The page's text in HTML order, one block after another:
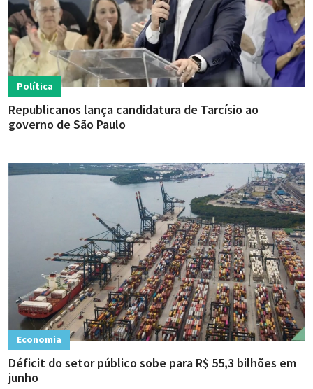
Política
Republicanos lança candidatura de Tarcísio ao
governo de São Paulo
Economia
Déficit do setor público sobe para R$ 55,3 bilhões em
junho